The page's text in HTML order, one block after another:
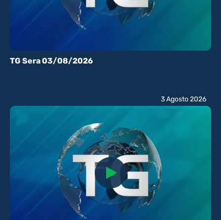
TG Sera 03/08/2026
3 Agosto 2026